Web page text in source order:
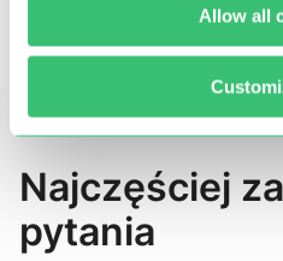
Allow all
Utrzymujemy czystą
połączenia, aby dane
Najczęściej
pytania